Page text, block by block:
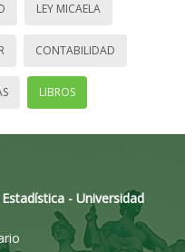
LEY MICAELA
CONTABILIDAD
LIBROS
- Universidad